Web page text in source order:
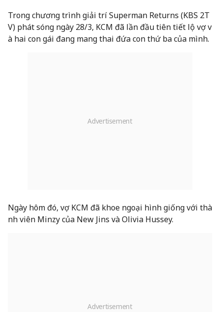
Trong chương trình giải trí Superman Returns (KBS 2T
V) phát sóng ngày 28/3, KCM đã lần đầu tiên tiết lộ vợ v
à hai con gái đang mang thai đứa con thứ ba của mình.
Ngày hôm đó, vợ KCM đã khoe ngoại hình giống với thà
nh viên Minzy của New Jins và Olivia Hussey.